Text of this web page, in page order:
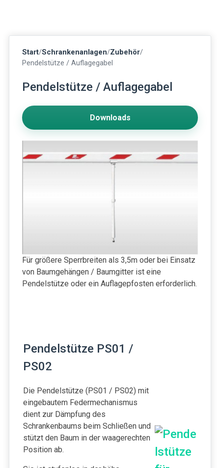
Start/Schrankenanlagen/Zubehör/
Pendelstütze / Auflagegabel
Pendelstütze / Auflagegabel
Downloads
Für größere Sperrbreiten als 3,5m oder bei Einsatz
von Baumgehängen / Baumgitter ist eine
Pendelstütze oder ein Auflagepfosten erforderlich.
Pendelstütze PS01 /
PS02
Die Pendelstütze (PS01 / PS02) mit
eingebautem Federmechanismus
dient zur Dämpfung des
Schrankenbaums beim Schließen und
stützt den Baum in der waagerechten
Position ab.